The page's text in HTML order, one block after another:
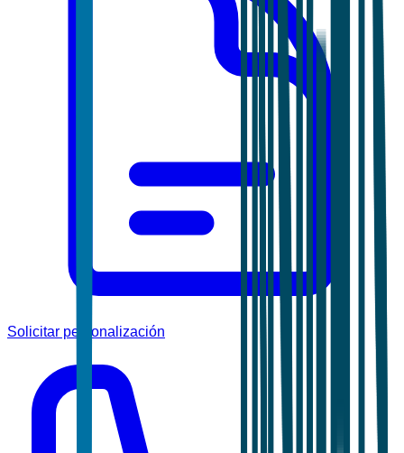
Solicitar personalización